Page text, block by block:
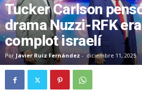
Tucker Carlson
drama Nuzzi-RFK
complot israelí
Por Javier Ruiz Fernández - diciembre 11, 2025